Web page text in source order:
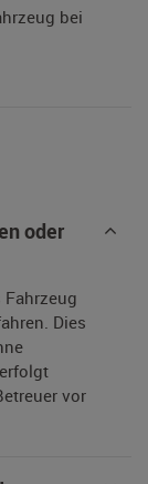
bei
oder
Fahrzeug
Dies
vor